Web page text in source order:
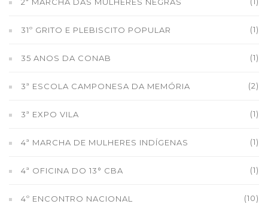
31º GRITO E PLEBISCITO POPULAR (1)
35 ANOS DA CONAB (1)
3ª ESCOLA CAMPONESA DA MEMÓRIA (2)
3ª EXPO VILA (1)
4ª MARCHA DE MULHERES INDÍGENAS (1)
4ª OFICINA DO 13° CBA (1)
4º ENCONTRO NACIONAL (10)